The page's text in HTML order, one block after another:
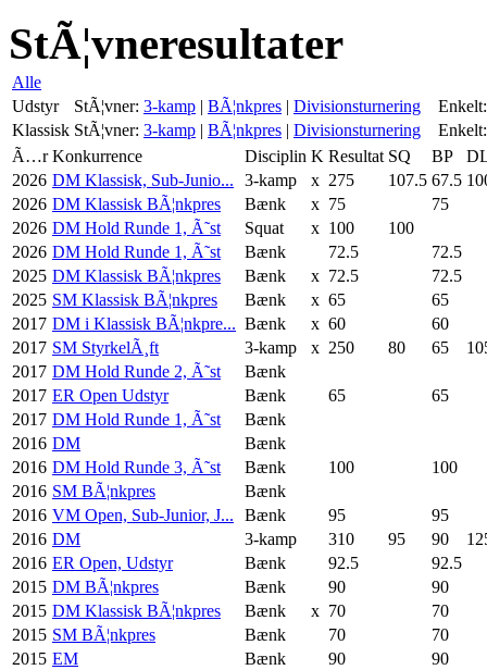
StÃ¦vneresultater
Alle
Udstyr
StÃ¦vner: 3-kamp | BÃ¦nkpres | Divisionsturnering
Enkelt:
Klassisk StÃ¦vner: 3-kamp | BÃ¦nkpres | Divisionsturnering
Enkelt:
Ã…r Konkurrence Disciplin K Resultat SQ BP
2026 DM Klassisk, Sub-Junio... 3-kamp x 275 107.5 67.5
2026 DM Klassisk BÃ¦nkpres Bænk x 75
75
2026 DM Hold Runde 1, Ã˜st Squat x 100
100
2026 DM Hold Runde 1, Ã˜st Bænk 72.5
72.5
2025 DM Klassisk BÃ¦nkpres Bænk x 72.5
72.5
2025 SM Klassisk BÃ¦nkpres Bænk x 65
65
2017 DM i Klassisk BÃ¦nkpre... Bænk x 60
60
2017 SM StyrkelÃ¸ft 3-kamp x 250 80 65
2017 DM Hold Runde 2, Ã˜st
Bænk
2017 ER Open Udstyr Bænk 65
65
2017 DM Hold Runde 1, Ã˜st
Bænk
2016 DM
Bænk
2016 DM Hold Runde 3, Ã˜st Bænk 100
100
2016 SM BÃ¦nkpres
Bænk
2016 VM Open, Sub-Junior, J... Bænk 95
95
2016 DM 3-kamp 310 95 90
2016 ER Open, Udstyr Bænk 92.5
92.5
2015 DM BÃ¦nkpres Bænk 90
90
2015 DM Klassisk BÃ¦nkpres Bænk x 70
70
2015 SM BÃ¦nkpres Bænk 70
70
2015 EM Bænk 90
90